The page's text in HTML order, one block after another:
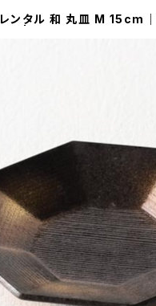
レンタル 和 丸皿 M 15cm